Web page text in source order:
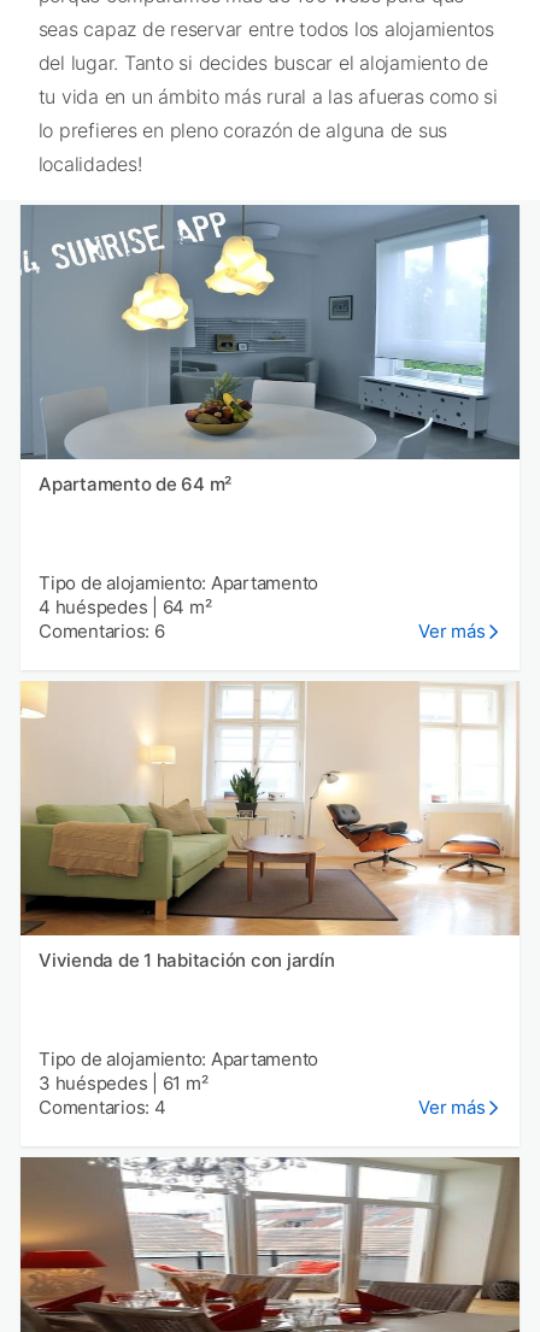
seas capaz de reservar entre todos los alojamientos
del lugar. Tanto si decides buscar el alojamiento de
tu vida en un ámbito más rural a las afueras como si
lo prefieres en pleno corazón de alguna de sus
localidades!
Apartamento de 64 m²
Tipo de alojamiento: Apartamento
4 huéspedes
64 m²
Comentarios: 6
Ver más
Vivienda de 1 habitación con jardín
Tipo de alojamiento: Apartamento
3 huéspedes
61 m²
Comentarios: 4
Ver más